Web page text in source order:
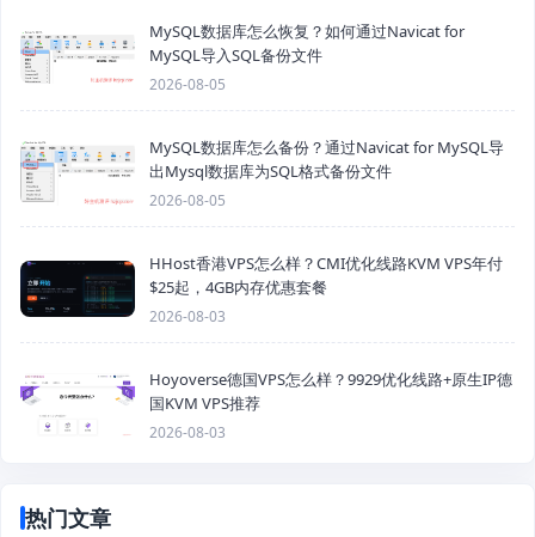
MySQL数据库怎么恢复？如何通过Navicat for
MySQL导入SQL备份文件
2026-08-05
MySQL数据库怎么备份？通过Navicat for MySQL导
出Mysql数据库为SQL格式备份文件
2026-08-05
HHost香港VPS怎么样？CMI优化线路KVM VPS年付
$25起，4GB内存优惠套餐
2026-08-03
Hoyoverse德国VPS怎么样？9929优化线路+原生IP德
国KVM VPS推荐
2026-08-03
热门文章